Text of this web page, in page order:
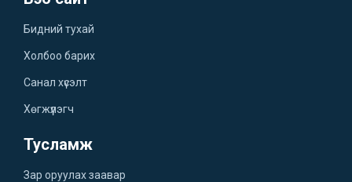
Бидний тухай
Холбоо барих
Санал хүсэлт
Хөгжүүлэгч
Тусламж
Зар оруулах заавар